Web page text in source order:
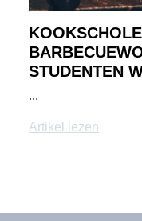
STUDENTEN
...
Artikel lezen